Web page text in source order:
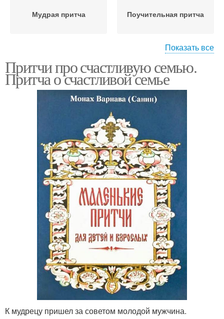
Мудрая притча Поучительная притча
трудности
ценности
Неблагодарные дети
Показать все
Притчи про счастливую семью.
Притча о счастливой семье
К мудрецу пришел за советом молодой мужчина.